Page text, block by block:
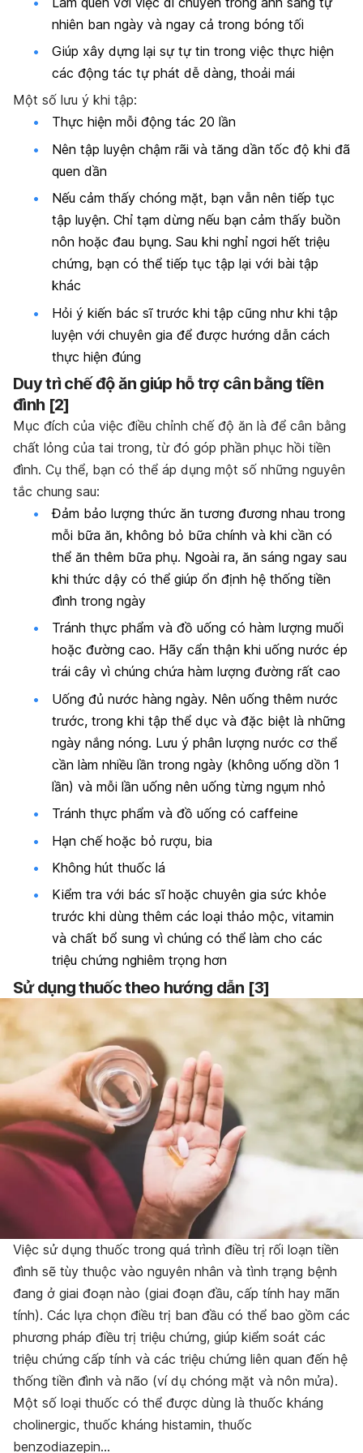
nhiên ban ngày và ngay cả trong bóng tối
Giúp xây dựng lại sự tự tin trong việc thực hiện
các động tác tự phát dễ dàng, thoải mái
Một số lưu ý khi tập:
Thực hiện mỗi động tác 20 lần
Nên tập luyện chậm rãi và tăng dần tốc độ khi đã
quen dần
Nếu cảm thấy chóng mặt, bạn vẫn nên tiếp tục
tập luyện. Chỉ tạm dừng nếu bạn cảm thấy buồn
nôn hoặc đau bụng. Sau khi nghỉ ngơi hết triệu
chứng, bạn có thể tiếp tục tập lại với bài tập
khác
Hỏi ý kiến bác sĩ trước khi tập cũng như khi tập
luyện với chuyên gia để được hướng dẫn cách
thực hiện đúng
Duy trì chế độ ăn giúp hỗ trợ cân bằng tiền
đình [2]
Mục đích của việc điều chỉnh chế độ ăn là để cân bằng
chất lỏng của tai trong, từ đó góp phần phục hồi tiền
đình. Cụ thể, bạn có thể áp dụng một số những nguyên
tắc chung sau:
Đảm bảo lượng thức ăn tương đương nhau trong
mỗi bữa ăn, không bỏ bữa chính và khi cần có
thể ăn thêm bữa phụ. Ngoài ra, ăn sáng ngay sau
khi thức dậy có thể giúp ổn định hệ thống tiền
đình trong ngày
Tránh thực phẩm và đồ uống có hàm lượng muối
hoặc đường cao. Hãy cẩn thận khi uống nước ép
trái cây vì chúng chứa hàm lượng đường rất cao
Uống đủ nước hàng ngày. Nên uống thêm nước
trước, trong khi tập thể dục và đặc biệt là những
ngày nắng nóng. Lưu ý phân lượng nước cơ thể
cần làm nhiều lần trong ngày (không uống dồn 1
lần) và mỗi lần uống nên uống từng ngụm nhỏ
Tránh thực phẩm và đồ uống có caffeine
Hạn chế hoặc bỏ rượu, bia
Không hút thuốc lá
Kiểm tra với bác sĩ hoặc chuyên gia sức khỏe
trước khi dùng thêm các loại thảo mộc, vitamin
và chất bổ sung vì chúng có thể làm cho các
triệu chứng nghiêm trọng hơn
Sử dụng thuốc theo hướng dẫn [3]
Việc sử dụng thuốc trong quá trình điều trị rối loạn tiền
đình sẽ tùy thuộc vào nguyên nhân và tình trạng bệnh
đang ở giai đoạn nào (giai đoạn đầu, cấp tính hay mãn
tính). Các lựa chọn điều trị ban đầu có thể bao gồm các
phương pháp điều trị triệu chứng, giúp kiểm soát các
triệu chứng cấp tính và các triệu chứng liên quan đến hệ
thống tiền đình và não (ví dụ chóng mặt và nôn mửa).
Một số loại thuốc có thể được dùng là thuốc kháng
cholinergic, thuốc kháng histamin, thuốc
benzodiazepin…